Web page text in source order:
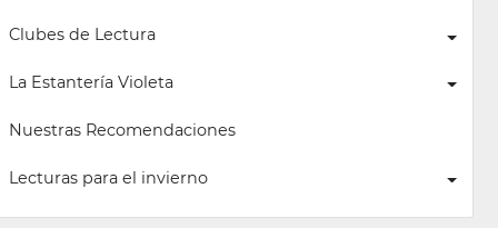
Clubes de Lectura
La Estantería Violeta
Nuestras Recomendaciones
Lecturas para el invierno